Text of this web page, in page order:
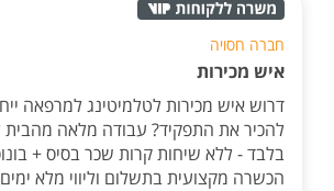
חברה חסויה
איש מכירות
דרוש איש מכירות לטלמיטינג למרפאה
להכיר את התפקיד? עבודה מלאה מהבית
בלבד - ללא שיחות קרות שכר בסיס +
הכשרה מקצועית בתשלום וליווי מלא